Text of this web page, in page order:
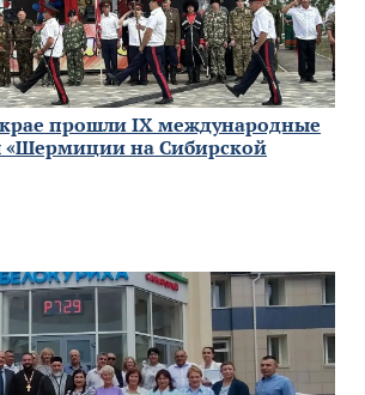
прошли IX международные
«Шермиции на Сибирской